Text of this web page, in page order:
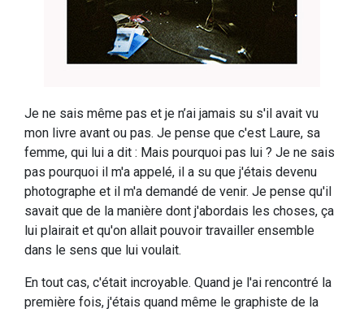
Je ne sais même pas et je n’ai jamais su s'il avait vu
mon livre avant ou pas. Je pense que c'est Laure, sa
femme, qui lui a dit : Mais pourquoi pas lui ? Je ne sais
pas pourquoi il m'a appelé, il a su que j'étais devenu
photographe et il m'a demandé de venir. Je pense qu'il
savait que de la manière dont j'abordais les choses, ça
lui plairait et qu'on allait pouvoir travailler ensemble
dans le sens que lui voulait.
En tout cas, c'était incroyable. Quand je l'ai rencontré la
première fois, j'étais quand même le graphiste de la